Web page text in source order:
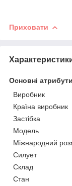
Приховати
Основні атрибути
Виробник
Країна виробник
Застібка
Модель
Міжнародний
Силует
Склад
Стан